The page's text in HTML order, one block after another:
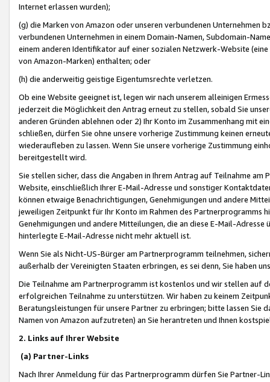
Internet erlassen wurden);
(g) die Marken von Amazon oder unseren verbundenen Unternehmen
verbundenen Unternehmen in einem Domain-Namen, Subdomain-
einem anderen Identifikator auf einer sozialen Netzwerk-Website
von Amazon-Marken) enthalten; oder
(h) die anderweitig geistige Eigentumsrechte verletzen.
Ob eine Website geeignet ist, legen wir nach unserem alleinigen
jederzeit die Möglichkeit den Antrag erneut zu stellen, sobald Sie
anderen Gründen ablehnen oder 2) Ihr Konto im Zusammenhang mit
schließen, dürfen Sie ohne unsere vorherige Zustimmung keinen
wiederaufleben zu lassen. Wenn Sie unsere vorherige Zustimmung
bereitgestellt wird.
Sie stellen sicher, dass die Angaben in Ihrem Antrag auf Teilnahme
Website, einschließlich Ihrer E-Mail-Adresse und sonstiger
können etwaige Benachrichtigungen, Genehmigungen und andere
jeweiligen Zeitpunkt für Ihr Konto im Rahmen des Partnerprogramms
Genehmigungen und andere Mitteilungen, die an diese E-Mail-
hinterlegte E-Mail-Adresse nicht mehr aktuell ist.
Wenn Sie als Nicht-US-Bürger am Partnerprogramm teilnehmen,
außerhalb der Vereinigten Staaten erbringen, es sei denn, Sie haben
Die Teilnahme am Partnerprogramm ist kostenlos und wir stellen auf
erfolgreichen Teilnahme zu unterstützen. Wir haben zu keinem
Beratungsleistungen für unsere Partner zu erbringen; bitte lassen Sie
Namen von Amazon aufzutreten) an Sie herantreten und Ihnen
2. Links auf Ihrer Website
(a) Partner-Links
Nach Ihrer Anmeldung für das Partnerprogramm dürfen Sie Partner-